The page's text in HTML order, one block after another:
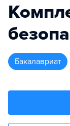
бакалавриат